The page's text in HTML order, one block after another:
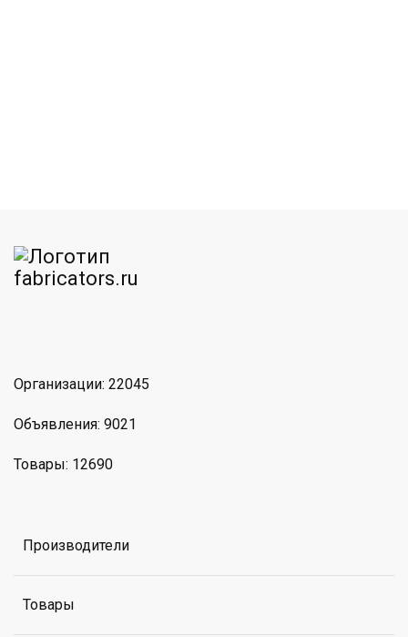
Организации: 22045
Объявления: 9021
Товары: 12690
Производители
Товары